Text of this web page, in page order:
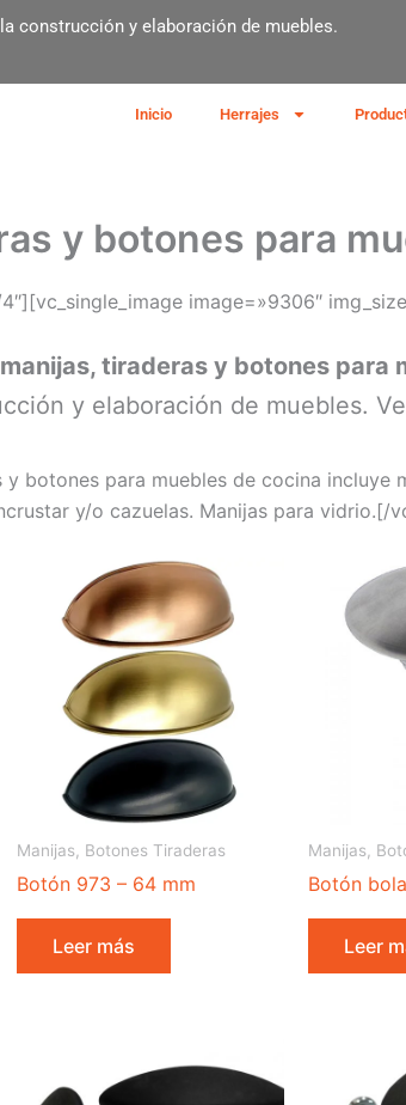
construcción y elaboración de muebles.
Inicio Herrajes
y botones para
image=»9306″
manijas, tiraderas y botones para
y elaboración de muebles.
botones para muebles de cocina
y/o cazuelas. Manijas para
Manijas, Botones Tiraderas
Botón 973 – 64 mm
Leer más
Manijas,
Botón
Leer